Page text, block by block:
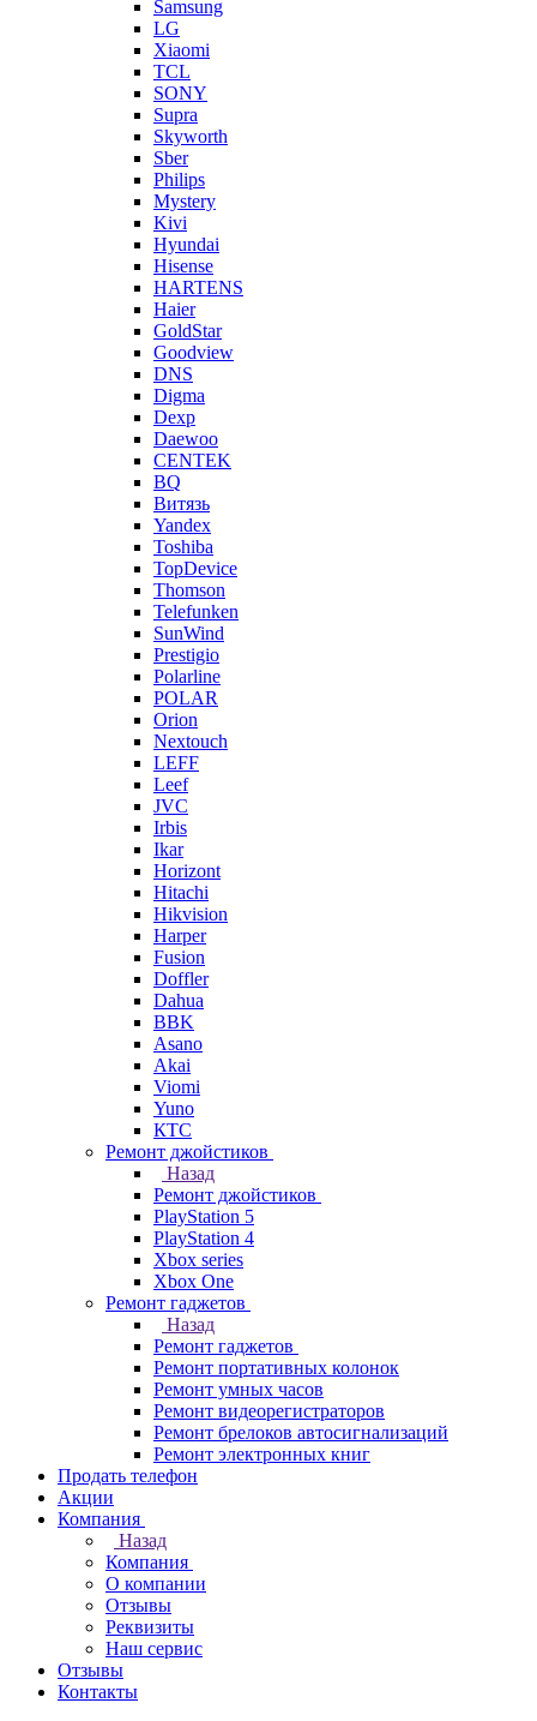
Samsung
LG
Xiaomi
TCL
SONY
Supra
Skyworth
Sber
Philips
Mystery
Kivi
Hyundai
Hisense
HARTENS
Haier
GoldStar
Goodview
DNS
Digma
Dexp
Daewoo
CENTEK
BQ
Витязь
Yandex
Toshiba
TopDevice
Thomson
Telefunken
SunWind
Prestigio
Polarline
POLAR
Orion
Nextouch
LEFF
Leef
JVC
Irbis
Ikar
Horizont
Hitachi
Hikvision
Harper
Fusion
Doffler
Dahua
BBK
Asano
Akai
Viomi
Yuno
КТС
Ремонт джойстиков
Назад
Ремонт джойстиков
PlayStation 5
PlayStation 4
Xbox series
Xbox One
Ремонт гаджетов
Назад
Ремонт гаджетов
Ремонт портативных колонок
Ремонт умных часов
Ремонт видеорегистраторов
Ремонт брелоков автосигнализаций
Ремонт электронных книг
Продать телефон
Акции
Компания
Назад
Компания
О компании
Отзывы
Реквизиты
Наш сервис
Отзывы
Контакты